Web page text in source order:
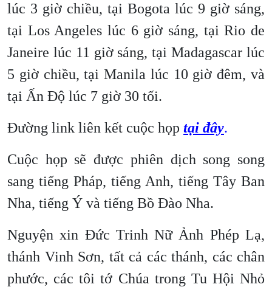
lúc 3 giờ chiều, tại Bogota lúc 9 giờ sáng,
tại Los Angeles lúc 6 giờ sáng, tại Rio de
Janeire lúc 11 giờ sáng, tại Madagascar lúc
5 giờ chiều, tại Manila lúc 10 giờ đêm, và
tại Ấn Độ lúc 7 giờ 30 tối.
Đường link liên kết cuộc họp tại đây.
Cuộc họp sẽ được phiên dịch song song
sang tiếng Pháp, tiếng Anh, tiếng Tây Ban
Nha, tiếng Ý và tiếng Bồ Đào Nha.
Nguyện xin Đức Trinh Nữ Ảnh Phép Lạ,
thánh Vinh Sơn, tất cả các thánh, các chân
phước, các tôi tớ Chúa trong Tu Hội Nhỏ